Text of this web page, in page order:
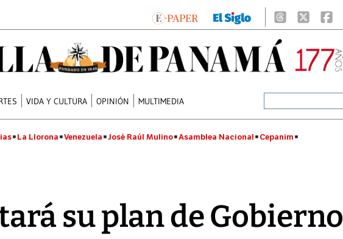
VIDA Y CULTURA OPINIÓN MULTIMEDIA
La Llorona Venezuela José Raúl Mulino Asamblea Nacional Cepanim
su plan de Gobierno